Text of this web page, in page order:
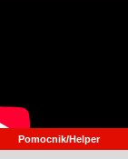
Pomocnik/Helper